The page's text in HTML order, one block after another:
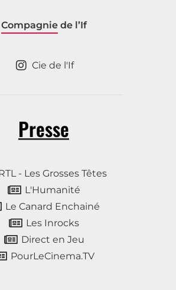
Compagniede l’If
Cie de l'If
Presse
- Les Grosses Têtes
L'Humanité
Le Canard Enchainé
Les Inrocks
Direct en Jeu
PourLeCinema.TV